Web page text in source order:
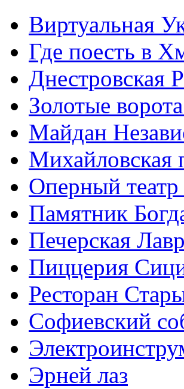
Виртуальная
Где поесть в
Днестровская
Золотые
Майдан
Михайловская
Оперный
Памятник
Печерская
Пиццерия
Ресторан
Софиевский
Эрней лаз